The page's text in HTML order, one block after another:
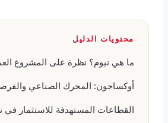
محتويات الدليل
ما هي نيوم؟ نظرة على المشروع
أوكساجون: المحرك الصناعي
القطاعات المستهدفة للاستثمار في